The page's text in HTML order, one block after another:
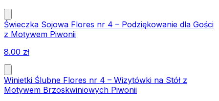
Świeczka Sojowa Flores nr 4 – Podziękowanie dla Gości
z Motywem Piwonii
8.00 zł
Winietki Ślubne Flores nr 4 – Wizytówki na Stół z
Motywem Brzoskwiniowych Piwonii